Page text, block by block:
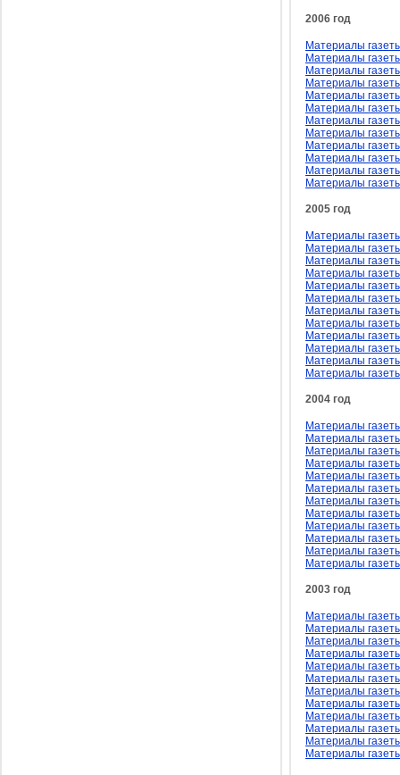
2006 год
Материалы
Материалы
Материалы
Материалы
Материалы
Материалы
Материалы
Материалы
Материалы
Материалы
Материалы
Материалы
2005 год
Материалы
Материалы
Материалы
Материалы
Материалы
Материалы
Материалы
Материалы
Материалы
Материалы
Материалы
Материалы
2004 год
Материалы
Материалы
Материалы
Материалы
Материалы
Материалы
Материалы
Материалы
Материалы
Материалы
Материалы
Материалы
2003 год
Материалы
Материалы
Материалы
Материалы
Материалы
Материалы
Материалы
Материалы
Материалы
Материалы
Материалы
Материалы